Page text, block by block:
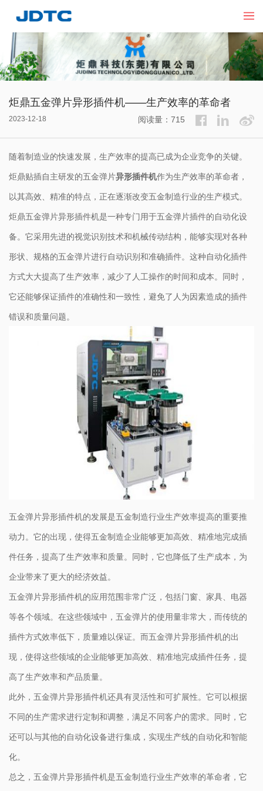
炬鼎五金弹片异形插件机——生产效率的革命者
2023-12-18 阅读量：715
随着制造业的快速发展，生产效率的提高已成为企业竞争的关键。
炬鼎贴插自主研发的五金弹片异形插件机作为生产效率的革命者，
以其高效、精准的特点，正在逐渐改变五金制造行业的生产模式。
炬鼎五金弹片异形插件机是一种专门用于五金弹片插件的自动化设
备。它采用先进的视觉识别技术和机械传动结构，能够实现对各种
形状、规格的五金弹片进行自动识别和准确插件。这种自动化插件
方式大大提高了生产效率，减少了人工操作的时间和成本。同时，
它还能够保证插件的准确性和一致性，避免了人为因素造成的插件
错误和质量问题。
五金弹片异形插件机的发展是五金制造行业生产效率提高的重要推
动力。它的出现，使得五金制造企业能够更加高效、精准地完成插
件任务，提高了生产效率和质量。同时，它也降低了生产成本，为
企业带来了更大的经济效益。
五金弹片异形插件机的应用范围非常广泛，包括门窗、家具、电器
等各个领域。在这些领域中，五金弹片的使用量非常大，而传统的
插件方式效率低下，质量难以保证。而五金弹片异形插件机的出
现，使得这些领域的企业能够更加高效、精准地完成插件任务，提
高了生产效率和产品质量。
此外，五金弹片异形插件机还具有灵活性和可扩展性。它可以根据
不同的生产需求进行定制和调整，满足不同客户的需求。同时，它
还可以与其他的自动化设备进行集成，实现生产线的自动化和智能
化。
总之，五金弹片异形插件机是五金制造行业生产效率的革命者，它